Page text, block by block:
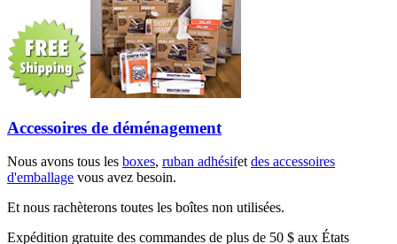
Accessoires de déménagement
Nous avons tous les boxes, ruban adhésifetdes accessoires
d'emballage vous avez besoin.
Et nous rachèterons toutes les boîtes non utilisées.
Expédition gratuite des commandes de plus de 50 $ aux États